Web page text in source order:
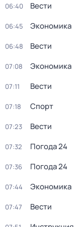
06:40 Вести
06:45 Экономика
06:48 Вести
07:08 Экономика
07:11 Вести
07:18 Спорт
07:23 Вести
07:32 Погода 24
07:36 Погода 24
07:44 Экономика
07:47 Вести